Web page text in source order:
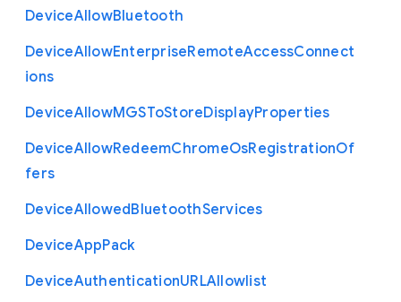
DeviceAllowBluetooth
DeviceAllowEnterpriseRemoteAccessConnect
ions
DeviceAllowMGSToStoreDisplayProperties
DeviceAllowRedeemChromeOsRegistrationOf
fers
DeviceAllowedBluetoothServices
DeviceAppPack
DeviceAuthenticationURLAllowlist